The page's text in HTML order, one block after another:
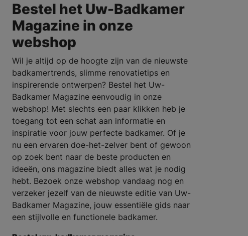
Bestel het Uw-Badkamer
Magazine in onze
webshop
Wil je altijd op de hoogte zijn van de nieuwste
badkamertrends, slimme renovatietips en
inspirerende ontwerpen? Bestel het Uw-
Badkamer Magazine eenvoudig in onze
webshop! Met slechts een paar klikken heb je
toegang tot een schat aan informatie en
inspiratie voor jouw perfecte badkamer. Of je
nu een ervaren doe-het-zelver bent of gewoon
op zoek bent naar de beste producten en
ideeën, ons magazine biedt alles wat je nodig
hebt. Bezoek onze webshop vandaag nog en
verzeker jezelf van de nieuwste editie van Uw-
Badkamer Magazine, jouw essentiële gids naar
een stijlvolle en functionele badkamer.